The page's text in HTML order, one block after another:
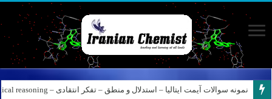
نمونه سوالات آیمت ایتالیا – استدلال و منطق – تفکر انتقادی – Logical reasoning – پارت ۸